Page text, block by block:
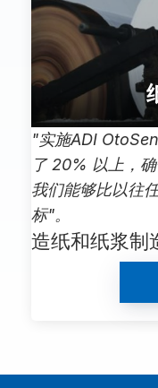
"实施ADI
了 20% 以上，
我们能够比以往
标"。
造纸和纸浆制